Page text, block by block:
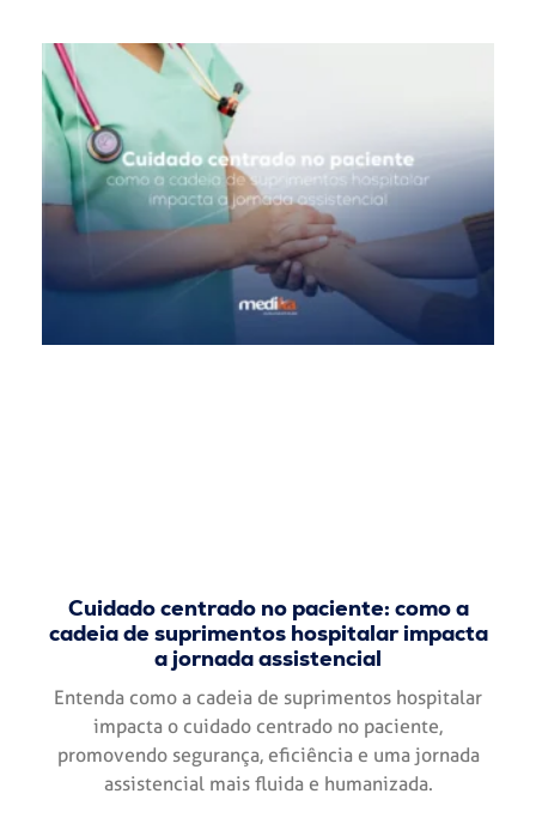
Cuidado centrado no paciente: como a
cadeia de suprimentos hospitalar impacta
a jornada assistencial
Entenda como a cadeia de suprimentos hospitalar
impacta o cuidado centrado no paciente,
promovendo segurança, eficiência e uma jornada
assistencial mais fluida e humanizada.